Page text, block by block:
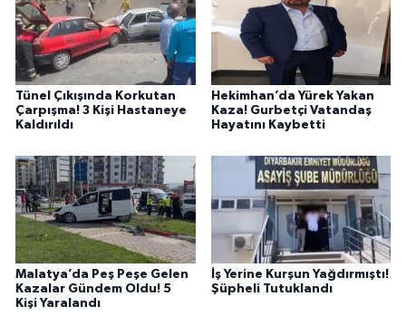
Tünel Çıkışında Korkutan
Çarpışma! 3 Kişi Hastaneye
Kaldırıldı
Hekimhan’da Yürek Yakan
Kaza! Gurbetçi Vatandaş
Hayatını Kaybetti
Malatya’da Peş Peşe Gelen
Kazalar Gündem Oldu! 5
Kişi Yaralandı
İş Yerine Kurşun Yağdırmıştı!
Şüpheli Tutuklandı